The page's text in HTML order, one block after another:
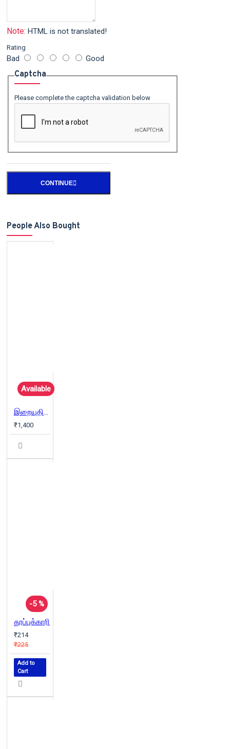
Note: HTML is not translated!
Rating
Bad Good
Captcha
Please complete the captcha validation below
CONTINUE
People Also Bought
Available
இறையுதிர் காடு
₹1,400
-5 %
தூப்புக்காரி
₹214
₹225
Add to
Cart